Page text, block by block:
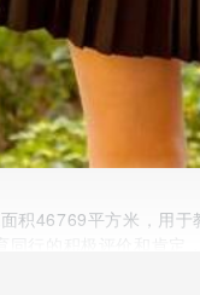
46769平方米，用于
个，有两项比赛的